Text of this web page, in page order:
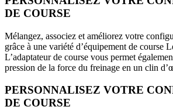
DE COURSE
Mélangez, associez et améliorez votre
grâce à une variété d’équipement de course
L’adaptateur de course vous permet
pression de la force du freinage en un clin
PERSONNALISEZ VOTRE
DE COURSE